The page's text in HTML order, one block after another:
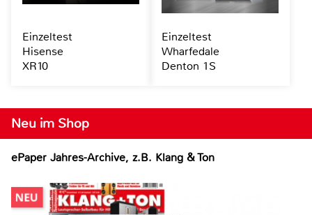
Neu im Shop
ePaper Jahres-Archive, z.B. Klang & Ton
Einzeltest
Hisense
XR10
Einzeltest
Wharfedale
Denton 1S